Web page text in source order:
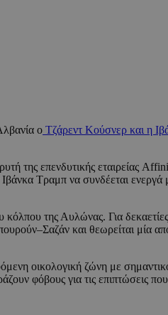
ο Τζάρεντ Κούσνερ και η
της επενδυτικής εταιρείας
Τραμπ να συνδέεται
της Αυλώνας. Για
και θεωρείται μία
οικολογική ζώνη με
φόβους για τις επιπτώσεις